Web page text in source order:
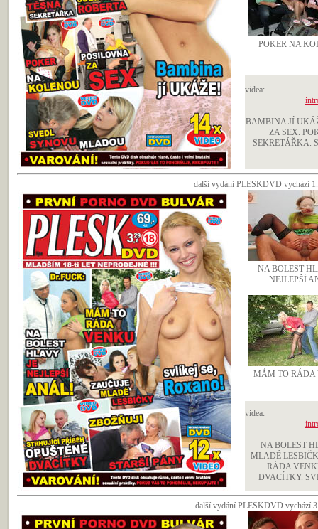
POKER NA
videa:
BAMBINA JÍ
ZA SEX.
SEKRETÁŘKA.
další vydání PLESKDVD vychází
NA BOLEST
NEJLEPŠÍ
MÁM TO RÁDA
videa:
NA BOLEST
MLADÉ
RÁDA
DVACÍTKY.
další vydání PLESKDVD vychází